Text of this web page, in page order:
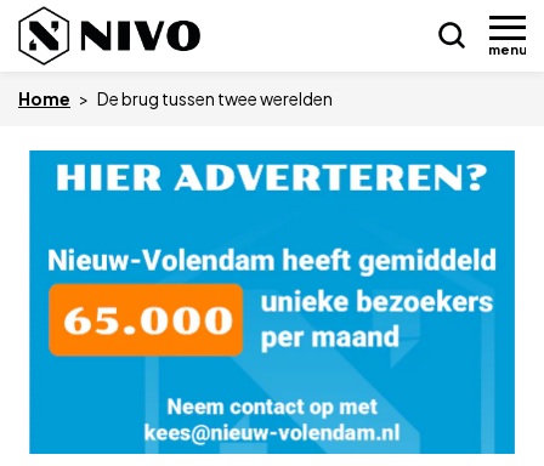
menu
content
Drukkerij NIVO
Zakelijk
Home > De brug tussen twee werelden